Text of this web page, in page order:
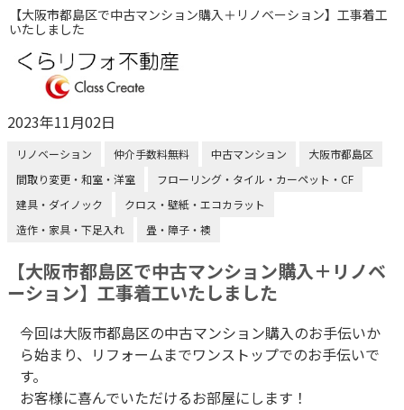
【大阪市都島区で中古マンション購入＋リノベーション】工事着工
いたしました
2023年11月02日
リノベーション 仲介手数料無料 中古マンション
大阪市都島区
間取り変更・和室・洋室
フローリング・タイル・カーペット・CF
建具・ダイノック
クロス・壁紙・エコカラット
造作・家具・下足入れ
畳・障子・襖
【大阪市都島区で中古マンション購入＋リノベ
ーション】工事着工いたしました
今回は大阪市都島区の中古マンション購入のお手伝いか
ら始まり、リフォームまでワンストップでのお手伝いで
す。
お客様に喜んでいただけるお部屋にします！